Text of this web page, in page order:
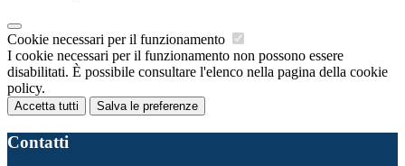
Cookie necessari per il funzionamento
I cookie necessari per il funzionamento non possono essere
disabilitati. È possibile consultare l'elenco nella pagina della cookie
policy.
Accetta tutti Salva le preferenze
Contatti